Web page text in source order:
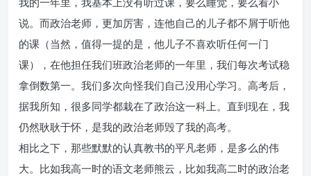
说。而政治老师，更加厉害，连他自己的儿子都不屑于听他
的课（当然，值得一提的是，他儿子不喜欢听任何一门
课），在他担任我们班政治老师的一年里，我们每次考试稳
拿倒数第一。我们多次向怪我们自己没用心学习。高考后，
据我所知，很多同学都栽在了政治这一科上。直到现在，我
仍然耿耿于怀，是我的政治老师毁了我的高考。
相比之下，那些默默的认真教书的平凡老师，是多么的伟
大。比如我高一时的语文老师熊云，比如我高二时的政治老